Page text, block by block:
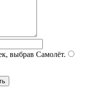
выбрав Самолёт.